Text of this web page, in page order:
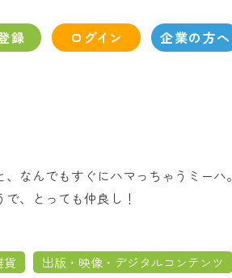
録 ログイン 企業の方へ
なんでもすぐにハマっちゃうミーハ。
、とっても仲良し！
貨
出版・映像・デジタルコンテンツ